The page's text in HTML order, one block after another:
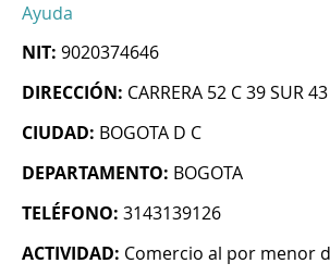
Ayuda
NIT: 9020374646
DIRECCIÓN: CARRERA 52 C 39 SUR 43
CIUDAD: BOGOTA D C
DEPARTAMENTO: BOGOTA
TELÉFONO: 3143139126
ACTIVIDAD: Comercio al por menor